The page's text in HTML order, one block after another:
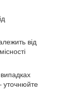
від
уточнюйте